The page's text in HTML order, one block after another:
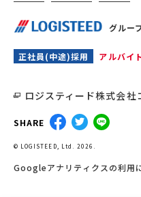
グルー
正社員(中途)採用 アルバイ
ロジスティード株式会
SHARE
© LOGISTEED, Ltd. 2026.
Googleアナリティクスの利用